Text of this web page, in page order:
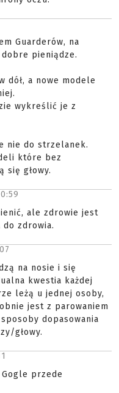
Guarderów, na
pieniądze.
dół, a nowe modele
wykreślić je z
nie do strzelanek.
które bez
się głowy.
ale zdrowie jest
zdrowia.
na nosie i się
kwestia każdej
leżą u jednej osoby,
jest z parowaniem
dopasowania
głowy.
przede